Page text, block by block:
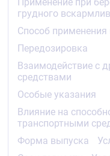
основному
Частота развития
группе амлодипина
группе
соответственно,
в группе
не различалась.
Периндоприл/
Эффективность при
амлодипина в
атенолола в
у пациентов в
грудного
Способ
Передозировка
Взаимодействие с
средствами
Особые указания
Влияние на
транспортными
Форма выпуска